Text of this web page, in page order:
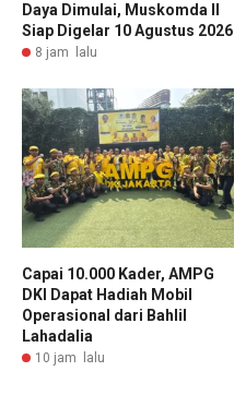
Daya Dimulai, Muskomda II
Siap Digelar 10 Agustus 2026
8 jam lalu
Capai 10.000 Kader, AMPG
DKI Dapat Hadiah Mobil
Operasional dari Bahlil
Lahadalia
10 jam lalu